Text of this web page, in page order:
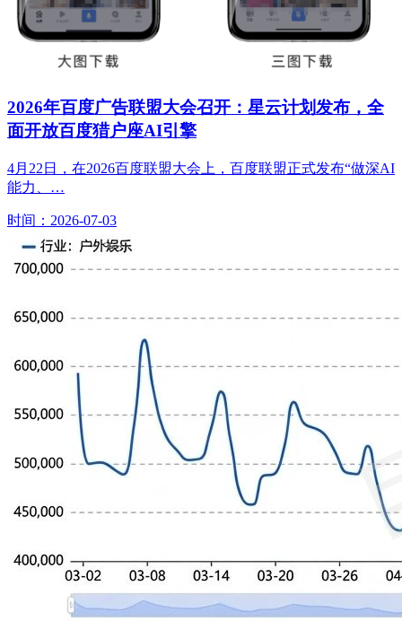
2026年百度广告联盟大会召开：星云计划发布，全
面开放百度猎户座AI引擎
4月22日，在2026百度联盟大会上，百度联盟正式发布“做深AI
能力、…
时间：2026-07-03